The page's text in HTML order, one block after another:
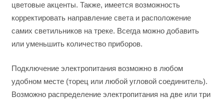
цветовые акценты. Также, имеется возможность
корректировать направление света и расположение
самих светильников на треке. Всегда можно добавить
или уменьшить количество приборов.
Подключение электропитания возможно в любом
удобном месте (торец или любой угловой соединитель).
Возможно распределение электропитания на две или три